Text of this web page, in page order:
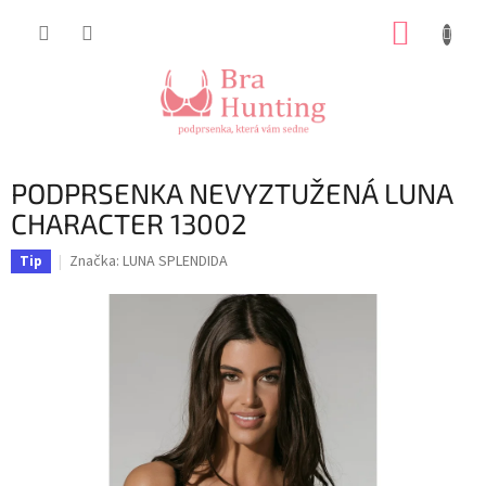
PODPRSENKA NEVYZTUŽENÁ LUNA
CHARACTER 13002
Tip Značka: LUNA SPLENDIDA